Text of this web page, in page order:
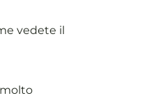
vedete il